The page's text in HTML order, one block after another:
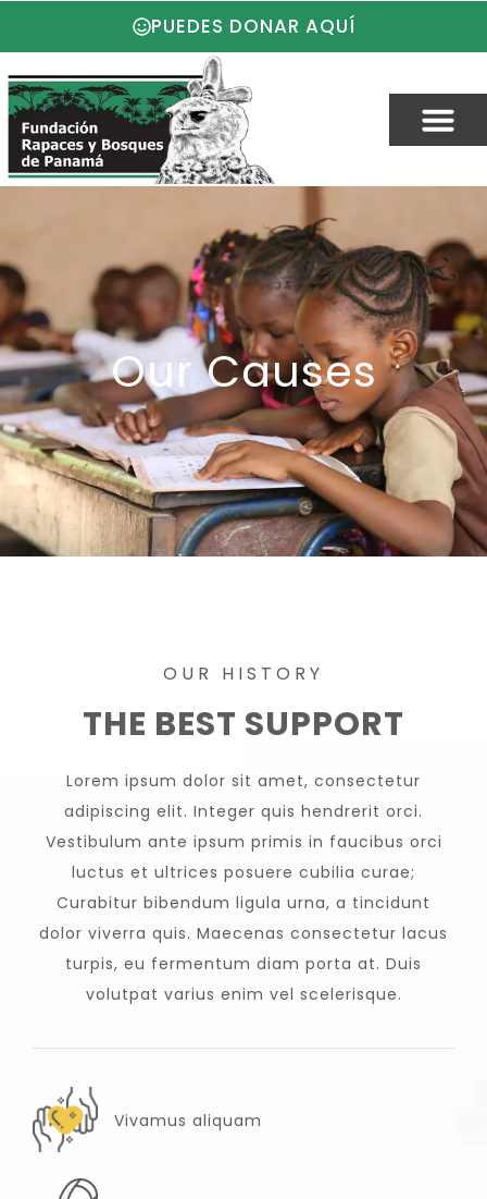
PUEDES DONAR AQUÍ
Our Causes
OUR HISTORY
THE BEST SUPPORT
Lorem ipsum dolor sit amet, consectetur
adipiscing elit. Integer quis hendrerit orci.
Vestibulum ante ipsum primis in faucibus orci
luctus et ultrices posuere cubilia curae;
Curabitur bibendum ligula urna, a tincidunt
dolor viverra quis. Maecenas consectetur lacus
turpis, eu fermentum diam porta at. Duis
volutpat varius enim vel scelerisque.
Vivamus aliquam